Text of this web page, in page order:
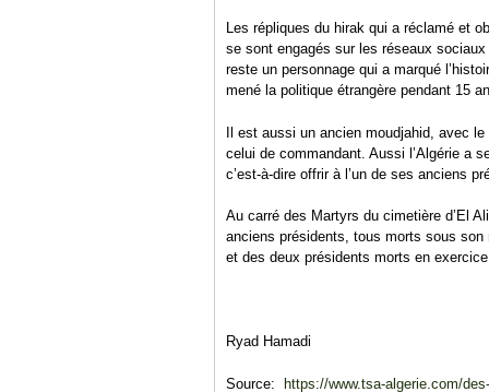
Les répliques du hirak qui a réclamé et
se sont engagés sur les réseaux
reste un personnage qui a marqué
mené la politique étrangère pendant 15
Il est aussi un ancien moudjahid, avec
celui de commandant. Aussi l’Algérie a
c’est-à-dire offrir à l’un de ses anciens
Au carré des Martyrs du cimetière d’El
anciens présidents, tous morts sous
et des deux présidents morts en
Ryad Hamadi
Source: https://www.tsa-algerie.com/